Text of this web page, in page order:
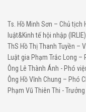
Ts. Hồ Minh Sơn – Chủ tịch
luật&Kinh tế hội nhập (IRLIE)
ThS Hồ Thị Thanh Tuyền –
Luật gia Phạm Trắc Long
Ông Lê Thành Ánh - Phó
Ông Hồ Vĩnh Chung – Phó
Phạm Vũ Thiên Thi - Trưởng